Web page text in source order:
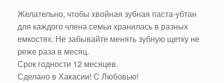
Желательно, чтобы хвойная зубная паста-убтан
для каждого члена семьи хранилась в разных
емкостях. Не забывайте менять зубную щетку не
реже раза в месяц.
Срок годности 12 месяцев.
Сделано в Хакасии! С Любовью!